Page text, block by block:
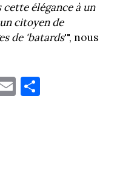
cette élégance à un
citoyen de
de 'batards'", nous
E
m
Pa
rt